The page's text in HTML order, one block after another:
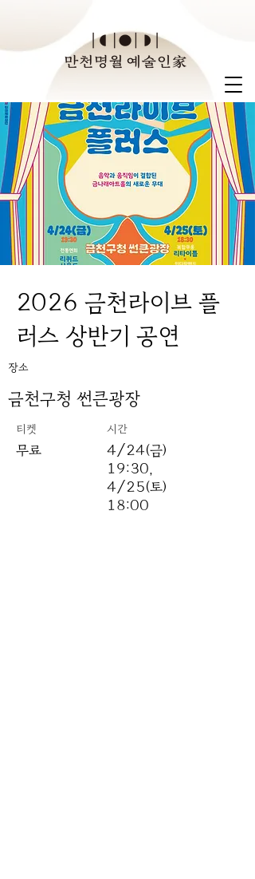
2026 금천라이브 플
러스 상반기 공연
장소
금천구청 썬큰광장
​티켓
무료
시간
4/24(금)
19:30,
4/25(토)
18:00